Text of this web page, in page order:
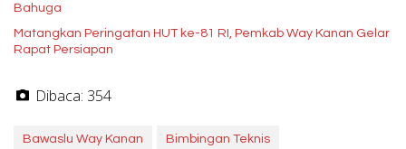
Bahuga
Matangkan Peringatan HUT ke-81 RI, Pemkab Way Kanan Gelar
Rapat Persiapan
Dibaca: 354
Bawaslu Way Kanan Bimbingan Teknis